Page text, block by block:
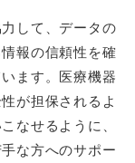
して、データの
報の信頼性を確
ます。医療機器
が担保されるよ
なせるように、
な方へのサポー